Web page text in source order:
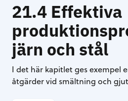
21.4 Effektiva
järn och stål
I det här kapitlet ges exempel
åtgärder vid smältning och